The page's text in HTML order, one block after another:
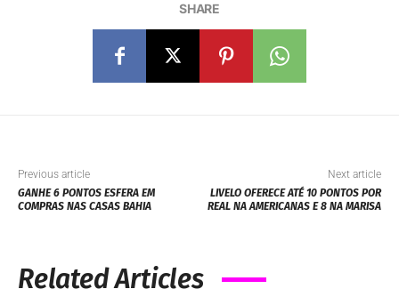
SHARE
Previous article
GANHE 6 PONTOS ESFERA EM
COMPRAS NAS CASAS BAHIA
Next article
LIVELO OFERECE ATÉ 10 PONTOS POR
REAL NA AMERICANAS E 8 NA MARISA
Related Articles